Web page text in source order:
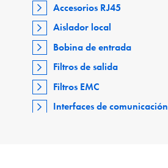
Accesorios RJ45
Aislador local
Bobina de entrada
Filtros de salida
Filtros EMC
Interfaces de comunicación